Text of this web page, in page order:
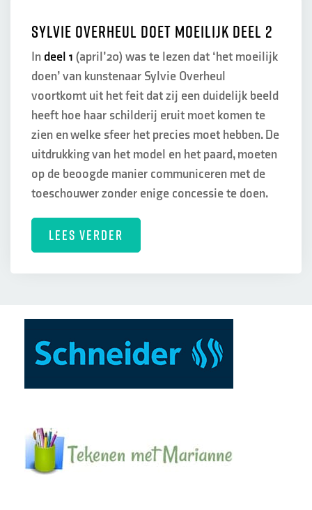
Sylvie Overheul doet moeilijk deel 2
In deel 1 (april’20) was te lezen dat ‘het moeilijk
doen’ van kunstenaar Sylvie Overheul
voortkomt uit het feit dat zij een duidelijk beeld
heeft hoe haar schilderij eruit moet komen te
zien en welke sfeer het precies moet hebben. De
uitdrukking van het model en het paard, moeten
op de beoogde manier communiceren met de
toeschouwer zonder enige concessie te doen.
LEES VERDER